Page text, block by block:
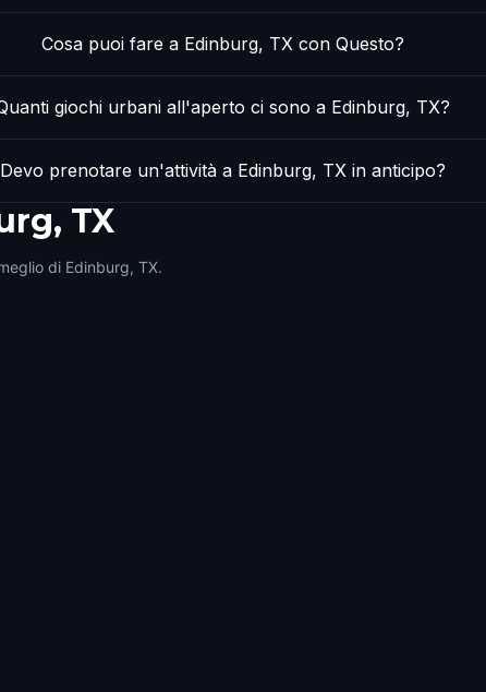
Cosa puoi fare a Edinburg, TX con Questo?
giochi urbani all'aperto ci sono a Edinburg, TX?
Devo prenotare un'attività a Edinburg, TX in anticipo?
TX
di Edinburg, TX.